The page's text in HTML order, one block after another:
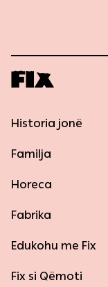
Historia jonë
Familja
Horeca
Fabrika
Edukohu me Fix
Fix si Qëmoti